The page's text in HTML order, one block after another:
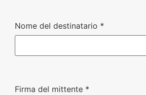
Nome del destinatario *
Firma del mittente *